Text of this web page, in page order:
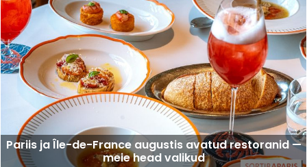
Pariis ja Île-de-France augustis avatud restoranid —
meie head valikud